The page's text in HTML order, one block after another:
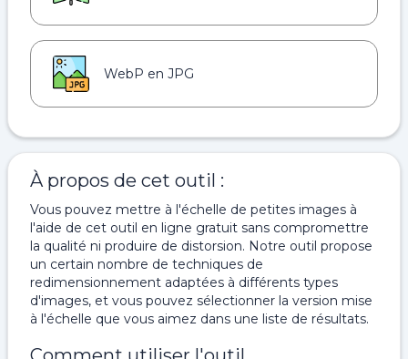
WebP en JPG
À propos de cet outil :
Vous pouvez mettre à l'échelle de petites images à
l'aide de cet outil en ligne gratuit sans compromettre
la qualité ni produire de distorsion. Notre outil propose
un certain nombre de techniques de
redimensionnement adaptées à différents types
d'images, et vous pouvez sélectionner la version mise
à l'échelle que vous aimez dans une liste de résultats.